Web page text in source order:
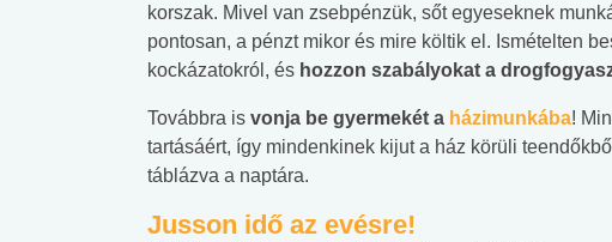
korszak. Mivel van zsebpénzük, sőt egyeseknek
pontosan, a pénzt mikor és mire költik el. Ismételten
kockázatokról, és hozzon szabályokat a
Továbbra is vonja be gyermekét a házimunkába!
tartásáért, így mindenkinek kijut a ház körüli
táblázva a naptára.
Jusson idő az evésre!
#Zöldövezet #Betegségek